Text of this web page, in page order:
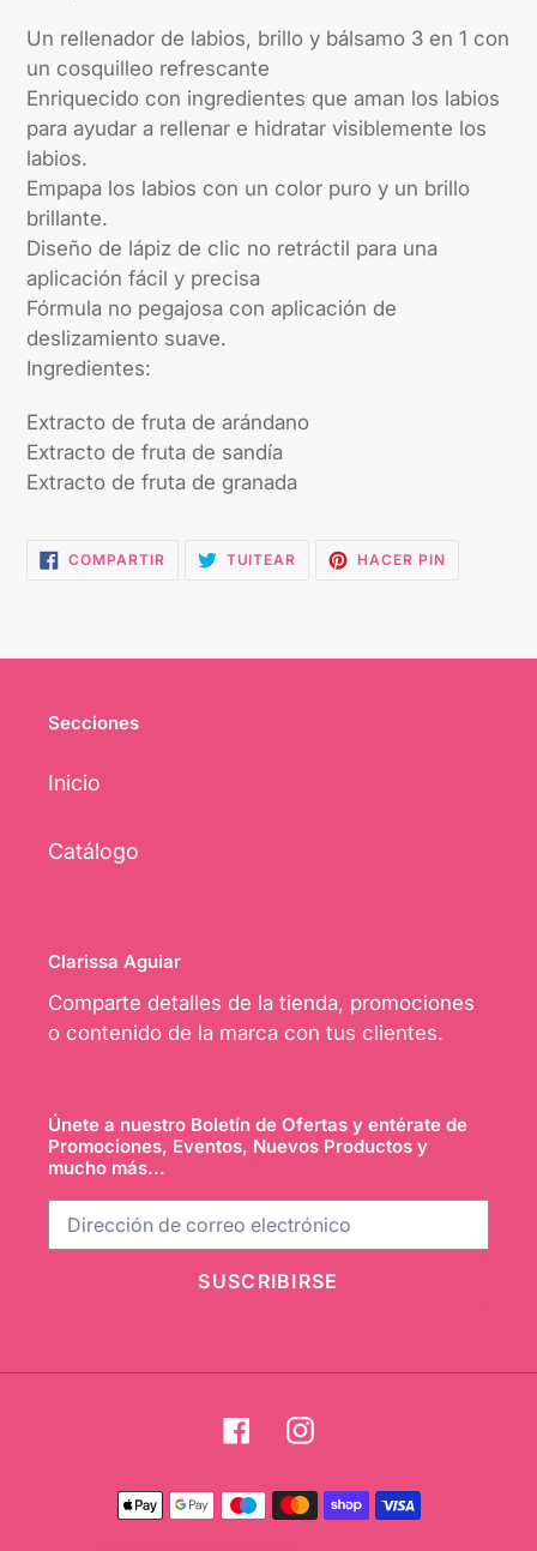
Un rellenador de labios, brillo y bálsamo 3 en 1 con
un cosquilleo refrescante
Enriquecido con ingredientes que aman los labios
para ayudar a rellenar e hidratar visiblemente los
labios.
Empapa los labios con un color puro y un brillo
brillante.
Diseño de lápiz de clic no retráctil para una
aplicación fácil y precisa
Fórmula no pegajosa con aplicación de
deslizamiento suave.
Ingredientes:
Extracto de fruta de arándano
Extracto de fruta de sandía
Extracto de fruta de granada
COMPARTIRCOMPARTIR
EN
TUITEAR TUITEARHACER PINPINEAR
EN
Secciones
Inicio
Catálogo
Clarissa Aguiar
Comparte detalles de la tienda, promociones
o contenido de la marca con tus clientes.
Únete a nuestro Boletín de Ofertas y entérate de
Promociones, Eventos, Nuevos Productos y
mucho más...
SUSCRIBIRSE
FacebookInstagram
Métodos
de